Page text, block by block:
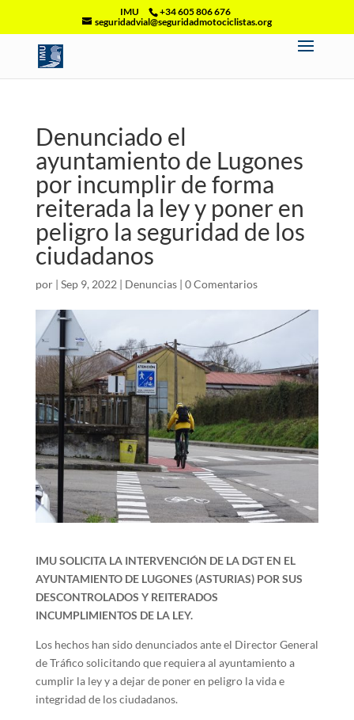
IMU
+34 605 806 676
seguridadvial@seguridadmotociclistas.org
Denunciado el
ayuntamiento de Lugones
por incumplir de forma
reiterada la ley y poner en
peligro la seguridad de los
ciudadanos
por | Sep 9, 2022 | Denuncias| 0 Comentarios
IMU SOLICITA LA INTERVENCIÓN DE LA DGT EN EL
AYUNTAMIENTO DE LUGONES (ASTURIAS) POR SUS
DESCONTROLADOS Y REITERADOS
INCUMPLIMIENTOS DE LA LEY.
Los hechos han sido denunciados ante el Director General
de Tráfico solicitando que requiera al ayuntamiento a
cumplir la ley y a dejar de poner en peligro la vida e
integridad de los ciudadanos.